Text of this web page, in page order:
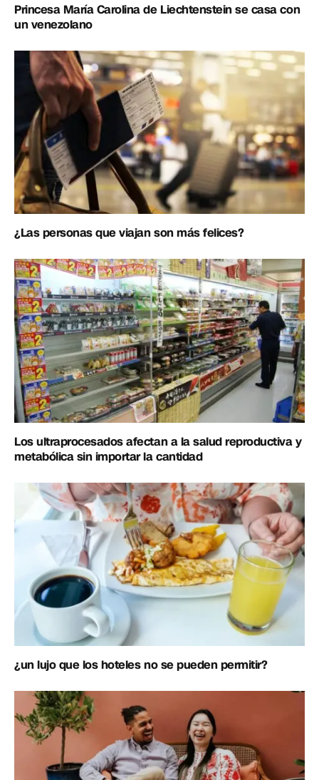
Princesa María Carolina de Liechtenstein se casa con
un venezolano
¿Las personas que viajan son más felices?
Los ultraprocesados afectan a la salud reproductiva y
metabólica sin importar la cantidad
¿un lujo que los hoteles no se pueden permitir?